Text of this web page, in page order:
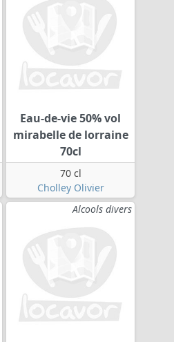
Eau-de-vie 50% vol
mirabelle de lorraine
70cl
70 cl
Cholley Olivier
Alcools divers